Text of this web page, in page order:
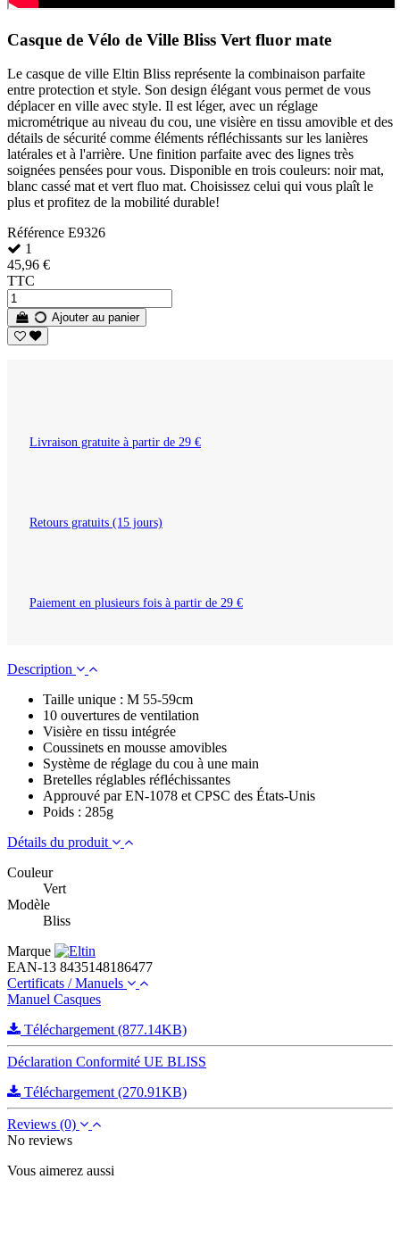
Casque de Vélo de Ville Bliss Vert fluor mate
Le casque de ville Eltin Bliss représente la combinaison parfaite
entre protection et style. Son design élégant vous permet de vous
déplacer en ville avec style. Il est léger, avec un réglage
micrométrique au niveau du cou, une visière en tissu amovible et des
détails de sécurité comme éléments réfléchissants sur les lanières
latérales et à l'arrière. Une finition parfaite avec des lignes très
soignées pensées pour vous. Disponible en trois couleurs: noir mat,
blanc cassé mat et vert fluo mat. Choisissez celui qui vous plaît le
plus et profitez de la mobilité durable!
Référence E9326
1
45,96 €
TTC
Ajouter au panier
Livraison gratuite à partir de 29 €
Retours gratuits (15 jours)
Paiement en plusieurs fois à partir de 29 €
Description
Taille unique : M 55-59cm
10 ouvertures de ventilation
Visière en tissu intégrée
Coussinets en mousse amovibles
Système de réglage du cou à une main
Bretelles réglables réfléchissantes
Approuvé par EN-1078 et CPSC des États-Unis
Poids : 285g
Détails du produit
Couleur
Vert
Modèle
Bliss
Marque
EAN-13 8435148186477
Certificats / Manuels
Manuel Casques
Téléchargement (877.14KB)
Déclaration Conformité UE BLISS
Téléchargement (270.91KB)
Reviews (0)
No reviews
Vous aimerez aussi